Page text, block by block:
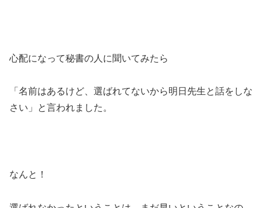
心配になって秘書の人に聞いてみたら
「名前はあるけど、選ばれてないから明日先生と話をしな
さい」と言われました。
なんと！